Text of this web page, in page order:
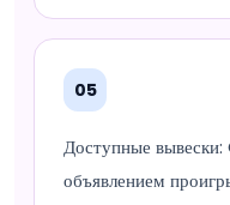
05
Доступные
объявлением